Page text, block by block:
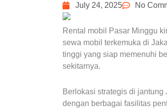
July 24, 2025 No
Rental mobil Pasar Minggu
sewa mobil terkemuka di
tinggi yang siap memenuhi
sekitarnya.
Berlokasi strategis di
dengan berbagai fasilitas